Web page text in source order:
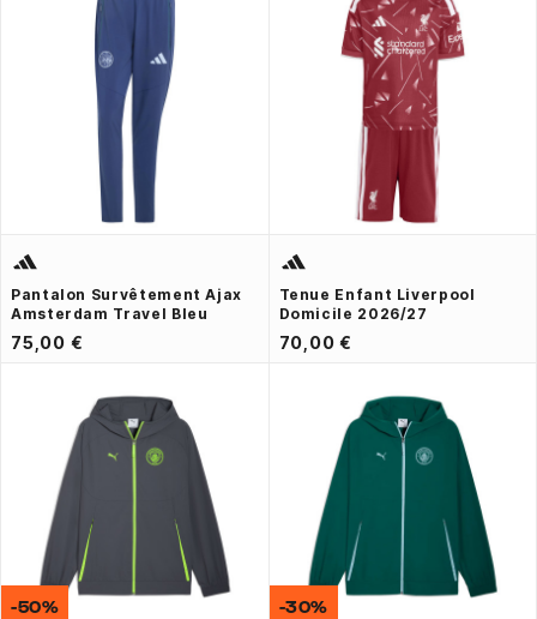
Pantalon Survêtement Ajax
Amsterdam Travel Bleu
75,00 €
Tenue Enfant Liverpool
Domicile 2026/27
70,00 €
-50% -30%